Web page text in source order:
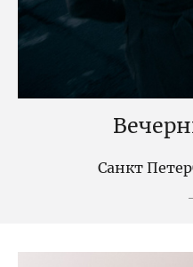
Санкт